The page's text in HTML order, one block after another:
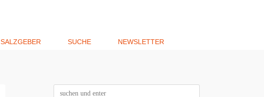
SALZGEBER SUCHE NEWSLETTER